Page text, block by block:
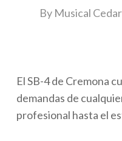
By Musical Cedar
El SB-4 de Cremona
demandas de
profesional hasta el